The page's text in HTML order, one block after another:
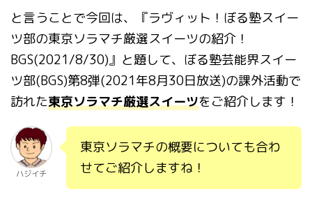
と言うことで今回は、『ラヴィット！ぼる塾スイー
ツ部の東京ソラマチ厳選スイーツの紹介！
BGS(2021/8/30)』と題して、ぼる塾芸能界スイー
ツ部(BGS)第8弾(2021年8月30日放送)の課外活動で
訪れた東京ソラマチ厳選スイーツをご紹介します！
ハジイチ
東京ソラマチの概要についても合わ
せてご紹介しますね！